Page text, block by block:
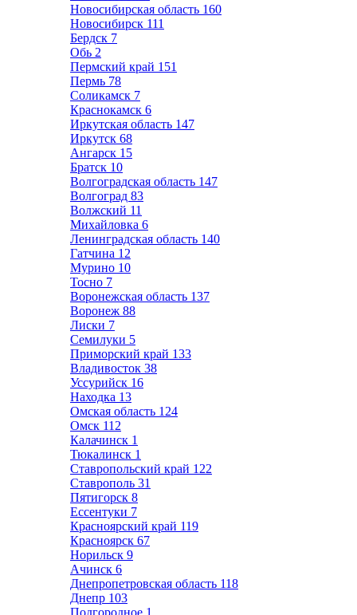
Новосибирская область 160
Новосибирск 111
Бердск 7
Обь 2
Пермский край 151
Пермь 78
Соликамск 7
Краснокамск 6
Иркутская область 147
Иркутск 68
Ангарск 15
Братск 10
Волгоградская область 147
Волгоград 83
Волжский 11
Михайловка 6
Ленинградская область 140
Гатчина 12
Мурино 10
Тосно 7
Воронежская область 137
Воронеж 88
Лиски 7
Семилуки 5
Приморский край 133
Владивосток 38
Уссурийск 16
Находка 13
Омская область 124
Омск 112
Калачинск 1
Тюкалинск 1
Ставропольский край 122
Ставрополь 31
Пятигорск 8
Ессентуки 7
Красноярский край 119
Красноярск 67
Норильск 9
Ачинск 6
Днепропетровская область 118
Днепр 103
Подгородное 1